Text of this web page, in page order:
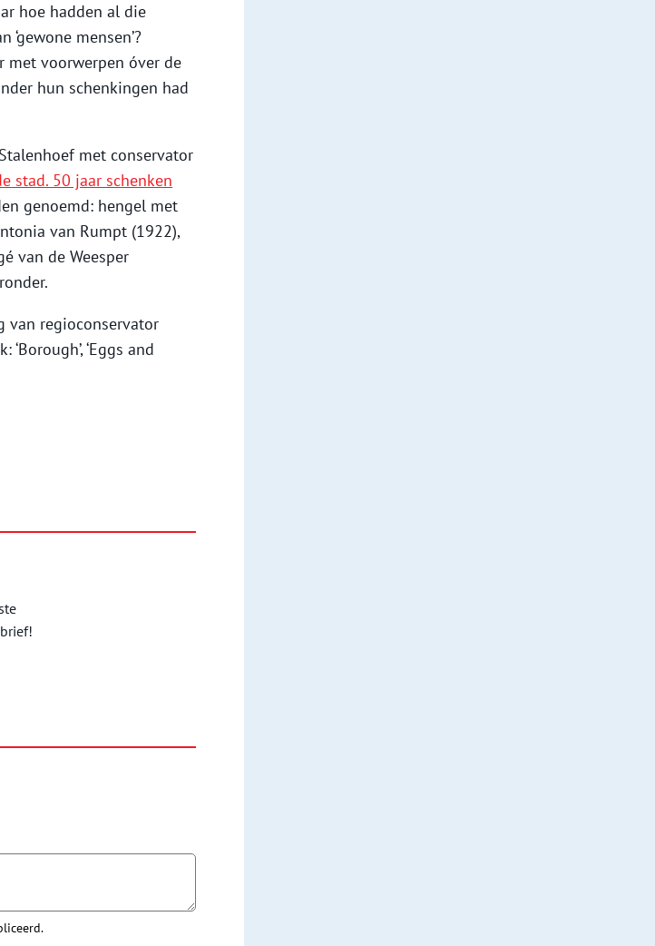
hoe hadden al die
mensen’?
met voorwerpen óver de
hun schenkingen had
met conservator
stad. 50 jaar schenken
genoemd: hengel met
van Rumpt (1922),
van de Weesper
van regioconservator
‘Eggs and